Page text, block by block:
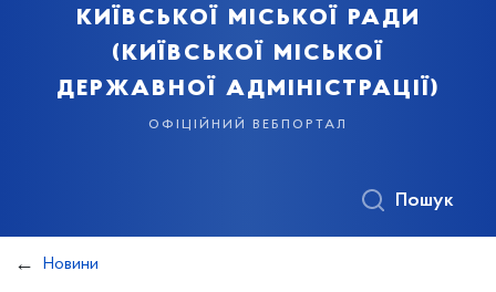
київської міської ради
(київської міської
державної адміністрації)
офіційний вебпортал
Пошук
Новини